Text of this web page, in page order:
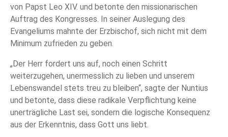
von Papst Leo XIV. und betonte den missionarischen
Auftrag des Kongresses. In seiner Auslegung des
Evangeliums mahnte der Erzbischof, sich nicht mit dem
Minimum zufrieden zu geben.
„Der Herr fordert uns auf, noch einen Schritt
weiterzugehen, unermesslich zu lieben und unserem
Lebenswandel stets treu zu bleiben“, sagte der Nuntius
und betonte, dass diese radikale Verpflichtung keine
unerträgliche Last sei, sondern die logische Konsequenz
aus der Erkenntnis, dass Gott uns liebt.